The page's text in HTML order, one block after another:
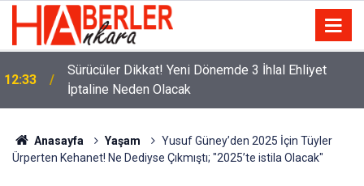
12:33
Sürücüler Dikkat! Yeni Dönemde 3 İhlal Ehliyet
İptaline Neden Olacak
Anasayfa Yaşam
Yusuf Güney’den 2025 İçin Tüyler
Ürperten Kehanet! Ne Dediyse Çıkmıştı; "2025’te istila Olacak"